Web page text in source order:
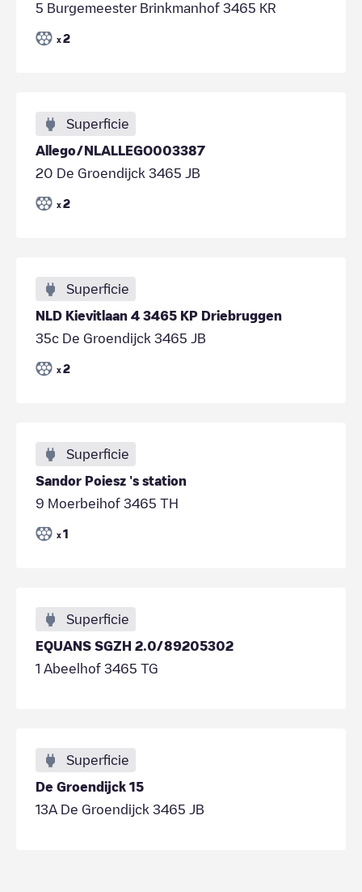
5 Burgemeester Brinkmanhof 3465 KR
x 2
Superficie
Allego/NLALLEGO003387
20 De Groendijck 3465 JB
x 2
Superficie
NLD Kievitlaan 4 3465 KP Driebruggen
35c De Groendijck 3465 JB
x 2
Superficie
Sandor Poiesz 's station
9 Moerbeihof 3465 TH
x 1
Superficie
EQUANS SGZH 2.0/89205302
1 Abeelhof 3465 TG
Superficie
De Groendijck 15
13A De Groendijck 3465 JB